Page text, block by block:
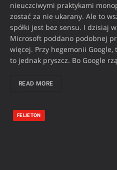
nieuczciwymi praktykami
zostać za nie ukarany. Ale to
spółki jest bez sensu. I dzisiaj
Microsoft poddano podobnej
więcej. Przy hegemonii Google,
to jednak pryszcz. Bo Google
READ MORE
FELIETON